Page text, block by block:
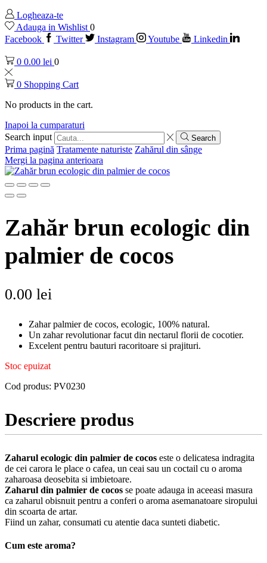
Logheaza-te
Adauga in Wishlist 0
Facebook
Twitter Instagram Youtube Linkedin
0 0.00 lei 0
0 Shopping Cart
No products in the cart.
Inapoi la cumparaturi
Search input
Search
Prima pagină Tratamente naturiste Zahărul din sânge
Mergi la pagina anterioara
Zahăr brun ecologic din
palmier de cocos
0.00 lei
Zahar palmier de cocos, ecologic, 100% natural.
Un zahar revolutionar facut din nectarul florii de cocotier.
Excelent pentru bauturi racoritoare si prajituri.
Stoc epuizat
Cod produs: PV0230
Descriere produs
Zaharul ecologic din palmier de cocos este o delicatesa indragita
de cei carora le place o cafea, un ceai sau un coctail cu o aroma
zaharoasa deosebita si imbietoare.
Zaharul din palmier de cocos se poate adauga in aceeasi masura
ca zaharul obisnuit pentru a conferi o aroma asemanatoare siropului
din scoarta de artar.
Fiind un zahar, consumati cu atentie daca sunteti diabetic.
Cum este aroma?